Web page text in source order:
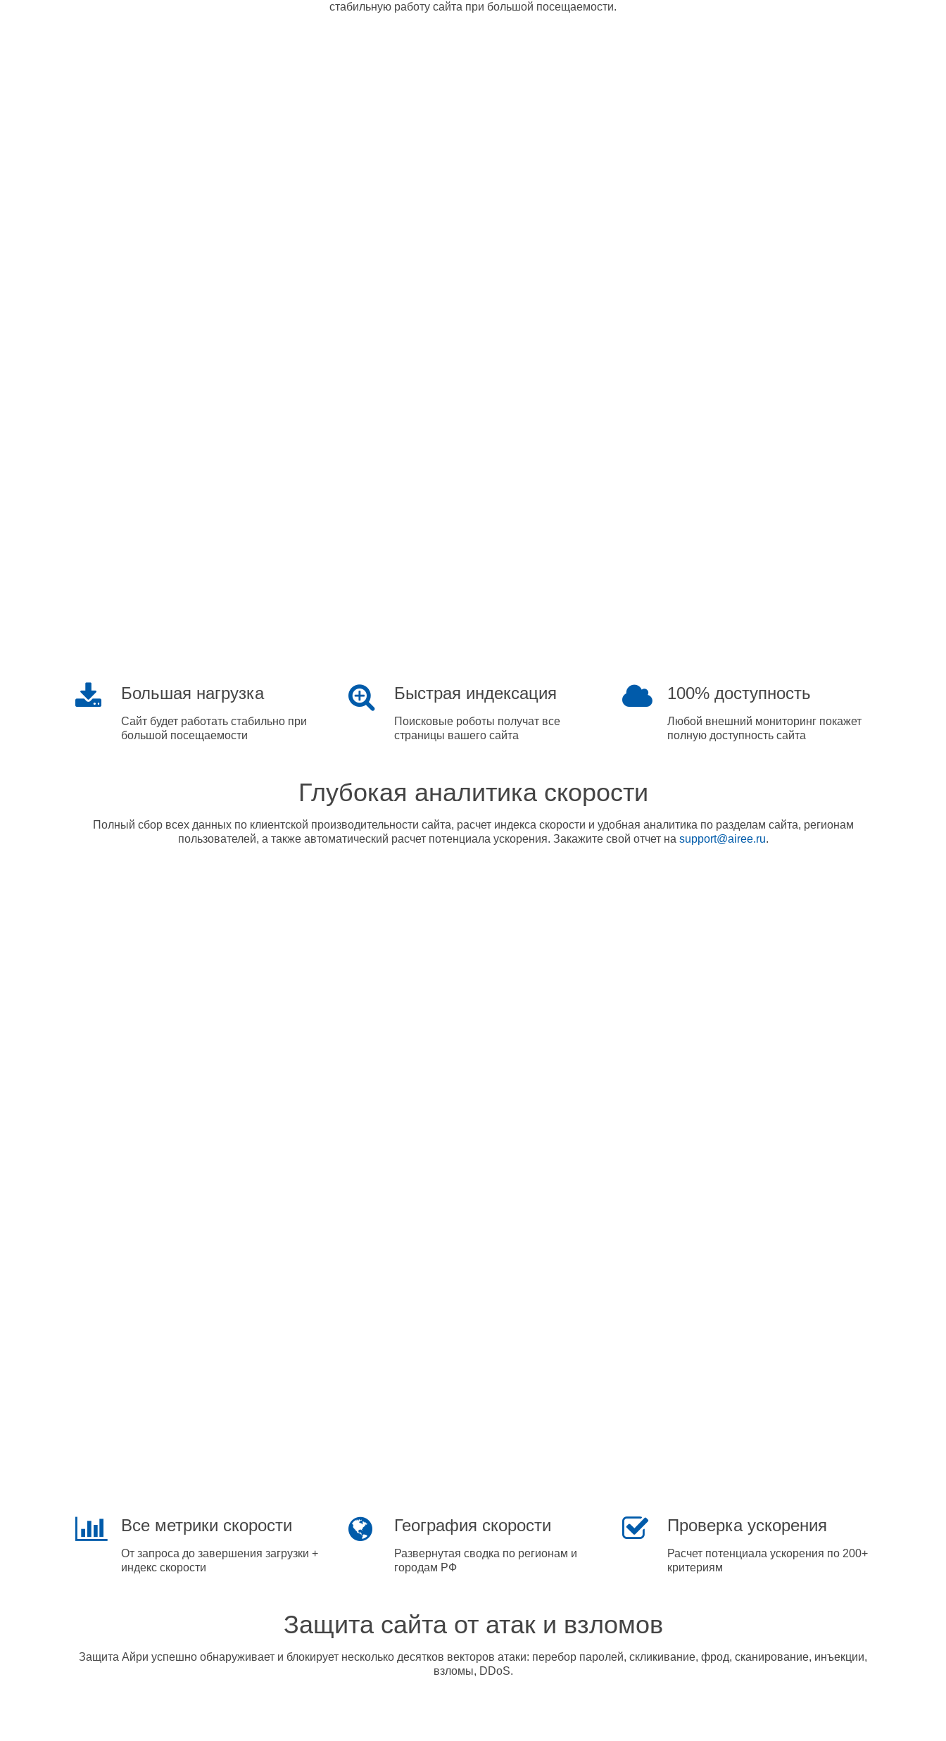
стабильную работу сайта при большой посещаемости.
Большая нагрузка
Сайт будет работать стабильно при
большой посещаемости
Быстрая индексация
Поисковые роботы получат все
страницы вашего сайта
100% доступность
Любой внешний мониторинг покажет
полную доступность сайта
Глубокая аналитика скорости
Полный сбор всех данных по клиентской производительности сайта, расчет индекса скорости и удобная аналитика по разделам сайта, регионам
пользователей, а также автоматический расчет потенциала ускорения. Закажите свой отчет на support@airee.ru.
Все метрики скорости
От запроса до завершения загрузки +
индекс скорости
География скорости
Развернутая сводка по регионам и
городам РФ
Проверка ускорения
Расчет потенциала ускорения по 200+
критериям
Защита сайта от атак и взломов
Защита Айри успешно обнаруживает и блокирует несколько десятков векторов атаки: перебор паролей, скликивание, фрод, сканирование, инъекции,
взломы, DDoS.